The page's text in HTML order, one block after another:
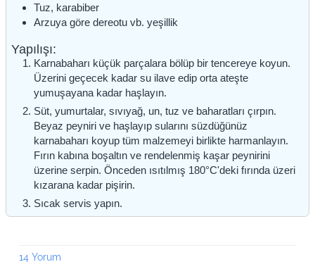
Tuz, karabiber
Arzuya göre dereotu vb. yeşillik
Yapılışı:
Karnabaharı küçük parçalara bölüp bir tencereye koyun.
Üzerini geçecek kadar su ilave edip orta ateşte
yumuşayana kadar haşlayın.
Süt, yumurtalar, sıvıyağ, un, tuz ve baharatları çırpın.
Beyaz peyniri ve haşlayıp sularını süzdüğünüz
karnabaharı koyup tüm malzemeyi birlikte harmanlayın.
Fırın kabına boşaltın ve rendelenmiş kaşar peynirini
üzerine serpin. Önceden ısıtılmış 180°C'deki fırında üzeri
kızarana kadar pişirin.
Sıcak servis yapın.
14 Yorum